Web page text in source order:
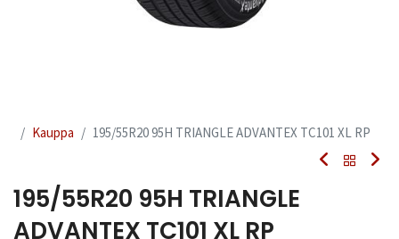
Kauppa 195/55R20 95H TRIANGLE ADVANTEX TC101 XL RP
195/55R20 95H TRIANGLE
ADVANTEX TC101 XL RP